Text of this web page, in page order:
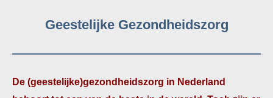
Geestelijke Gezondheidszorg
De (geestelijke)gezondheidszorg in Nederland